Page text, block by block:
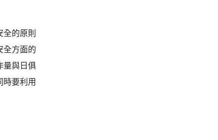
的原則
全方面的
量與日俱
要利用